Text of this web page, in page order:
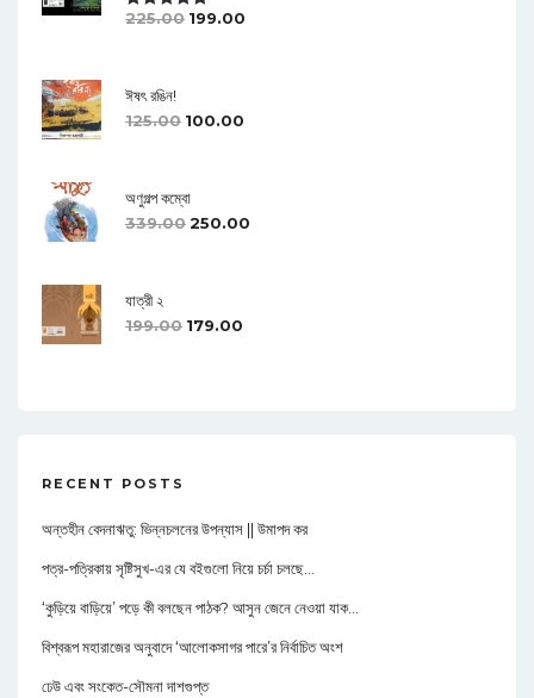
Rated5.00
225.00 199.00
ঈষৎ রঙিন!
125.00 100.00
অণুগল্প কম্বো
339.00250.00
যাত্রী ২
199.00 179.00
RECENT POSTS
অন্তহীন বেদনাঋতু: ভিন্নচলনের উপন্যাস || উমাপদ কর
পত্র-পত্রিকায় সৃষ্টিসুখ-এর যে বইগুলো নিয়ে চর্চা চলছে…
‘কুড়িয়ে বাড়িয়ে’ পড়ে কী বলছেন পাঠক? আসুন জেনে নেওয়া যাক…
বিশ্বরূপ মহারাজের অনুবাদে ‘আলোকসাগর পারে’র নির্বাচিত অংশ
ঢেউ এবং সংকেত-সৌমনা দাশগুপ্ত